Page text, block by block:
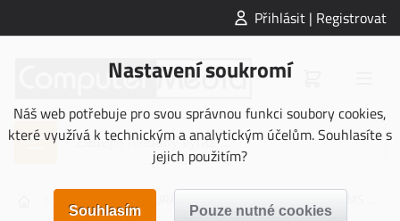
Přihlásit | Registrovat
Nastavení soukromí
Náš web potřebuje pro svou správnou funkci soubory cookies,
které využívá k technickým a analytickým účelům. Souhlasíte s
jejich použitím?
NAUČNÁ LITERATURA